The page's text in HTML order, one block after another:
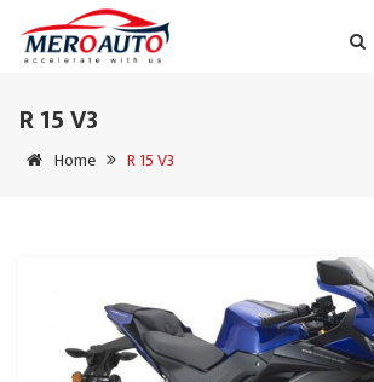
R 15 V3
Home R 15 V3